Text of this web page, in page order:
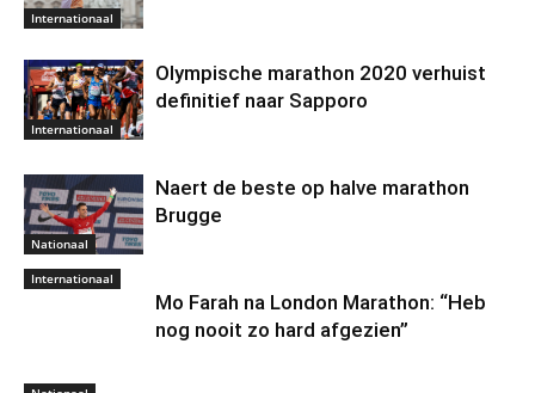
Internationaal
Internationaal
Olympische marathon 2020 verhuist
definitief naar Sapporo
Nationaal
Naert de beste op halve marathon
Brugge
Internationaal
Mo Farah na London Marathon: “Heb
nog nooit zo hard afgezien”